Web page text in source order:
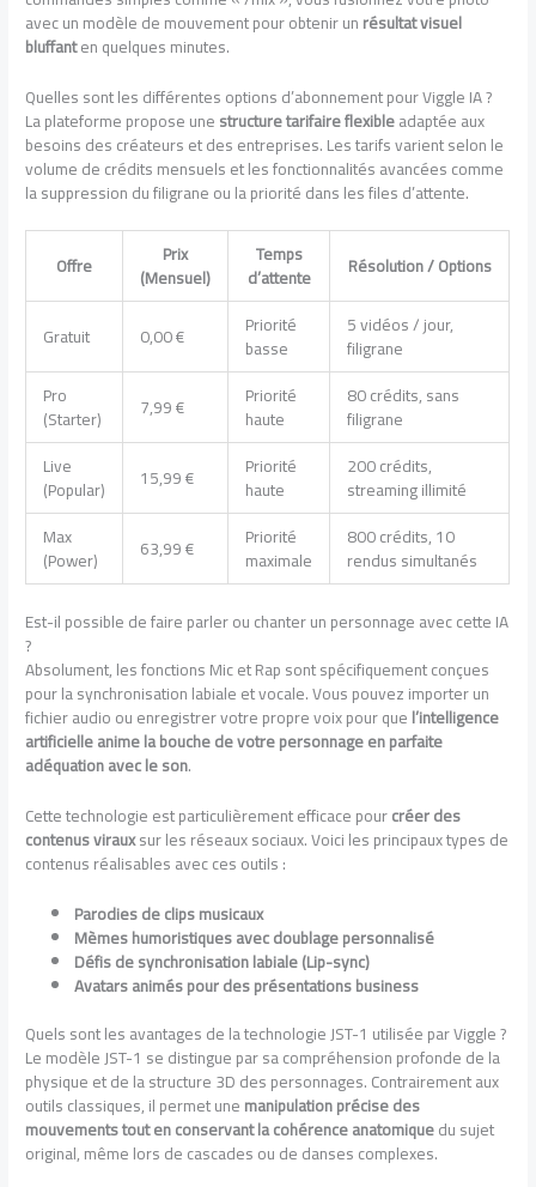
avec un modèle de mouvement pour obtenir unrésultat visuel
bluffanten quelques minutes.
Quelles sont les différentes options d’abonnement pour Viggle IA ?
La plateforme propose unestructure tarifaire flexibleadaptée aux
besoins des créateurs et des entreprises. Les tarifs varient selon le
volume de crédits mensuels et les fonctionnalités avancées comme
la suppression du filigrane ou la priorité dans les files d’attente.
Offre Prix
(Mensuel)
Temps
d’attente Résolution / Options
Gratuit 0,00 € Priorité
basse
5 vidéos / jour,
filigrane
Pro
(Starter) 7,99 € Priorité
haute
80 crédits, sans
filigrane
Live
(Popular) 15,99 € Priorité
haute
200 crédits,
streaming illimité
Max
(Power) 63,99 € Priorité
maximale
800 crédits, 10
rendus simultanés
Est-il possible de faire parler ou chanter un personnage avec cette IA
?
Absolument, les fonctions Mic et Rap sont spécifiquement conçues
pour la synchronisation labiale et vocale. Vous pouvez importer un
fichier audio ou enregistrer votre propre voix pour quel’intelligence
artificielle anime la bouche de votre personnage en parfaite
adéquation avec le son.
Cette technologie est particulièrement efficace pourcréer des
contenus virauxsur les réseaux sociaux. Voici les principaux types de
contenus réalisables avec ces outils :
Parodies de clips musicaux
Mèmes humoristiques avec doublage personnalisé
Défis de synchronisation labiale (Lip-sync)
Avatars animés pour des présentations business
Quels sont les avantages de la technologie JST-1 utilisée par Viggle ?
Le modèle JST-1 se distingue par sa compréhension profonde de la
physique et de la structure 3D des personnages. Contrairement aux
outils classiques, il permet unemanipulation précise des
mouvements tout en conservant la cohérence anatomiquedu sujet
original, même lors de cascades ou de danses complexes.